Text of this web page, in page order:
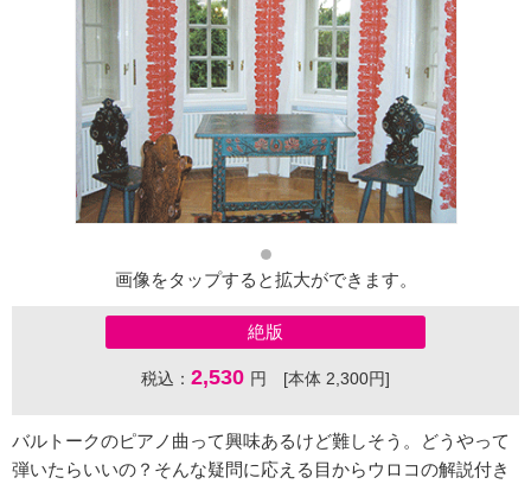
画像をタップすると拡大ができます。
絶版
税込： 2,530 円 [本体 2,300円]
バルトークのピアノ曲って興味あるけど難しそう。どうやって
弾いたらいいの？そんな疑問に応える目からウロコの解説付き